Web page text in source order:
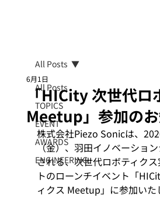
All Posts
TOPICS
EVENT
AWARDS
ENGINEERING
All Posts
「HICity 次世代ロ
Meetup」参加の
6月1日
株式会社Piezo Sonicは、
（金）、羽田イノベーショ
される、次世代ロボティク
トのローンチイベント「
ィクス Meetup」に参加いた